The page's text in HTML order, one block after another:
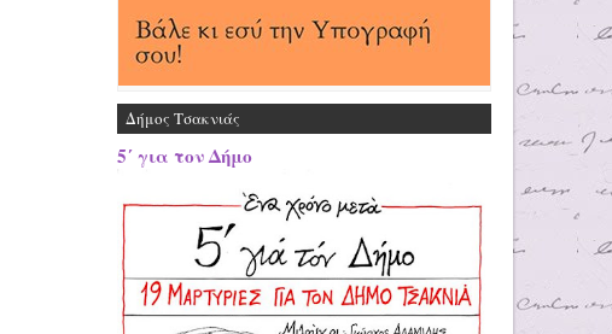
Δήμος Τσακνιάς
5΄ για τον Δήμο